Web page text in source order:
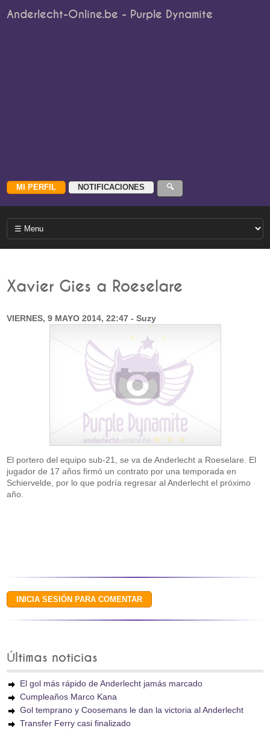
Anderlecht-Online.be - Purple Dynamite
Xavier Gies a Roeselare
VIERNES, 9 MAYO 2014, 22:47 - Suzy
El portero del equipo sub-21, se va de Anderlecht a Roeselare. El
jugador de 17 años firmó un contrato por una temporada en
Schiervelde, por lo que podría regresar al Anderlecht el próximo
año.
Últimas noticias
El gol más rápido de Anderlecht jamás marcado
Cumpleaños Marco Kana
Gol temprano y Coosemans le dan la victoria al Anderlecht
Transfer Ferry casi finalizado